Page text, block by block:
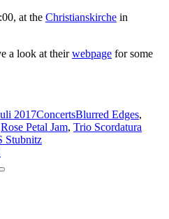
at the Christianskirche in
a look at theirwebpage for some
2017ConcertsBlurred Edges,
Rose Petal Jam, Trio Scordatura
Stubnitz